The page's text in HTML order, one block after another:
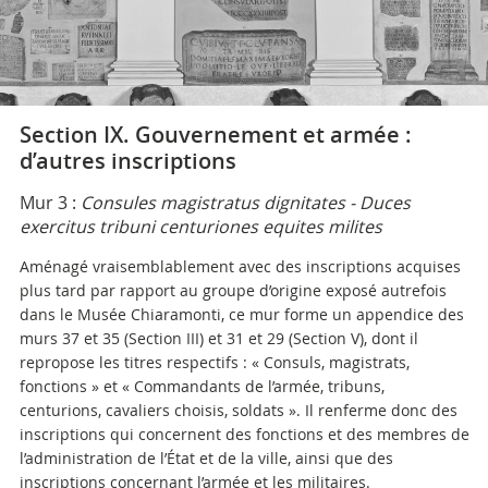
Section IX. Gouvernement et armée :
d’autres inscriptions
Mur 3 : Consules magistratus dignitates - Duces
exercitus tribuni centuriones equites milites
Aménagé vraisemblablement avec des inscriptions acquises
plus tard par rapport au groupe d’origine exposé autrefois
dans le Musée Chiaramonti, ce mur forme un appendice des
murs 37 et 35 (Section III) et 31 et 29 (Section V), dont il
repropose les titres respectifs : « Consuls, magistrats,
fonctions » et « Commandants de l’armée, tribuns,
centurions, cavaliers choisis, soldats ». Il renferme donc des
inscriptions qui concernent des fonctions et des membres de
l’administration de l’État et de la ville, ainsi que des
inscriptions concernant l’armée et les militaires.